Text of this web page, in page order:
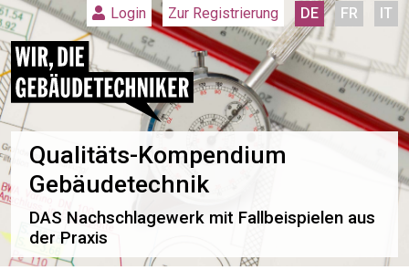
Login Zur Registrierung DE FR IT
Qualitäts-Kompendium
Gebäudetechnik
DAS Nachschlagewerk mit Fallbeispielen aus
der Praxis